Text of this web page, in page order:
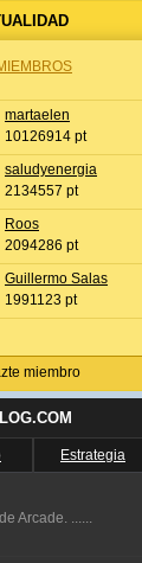
martaelen
10126914 pt
saludyenergia
2134557 pt
Roos
2094286 pt
Guillermo Salas
1991123 pt
miembro
Estrategia
Arcade. ......